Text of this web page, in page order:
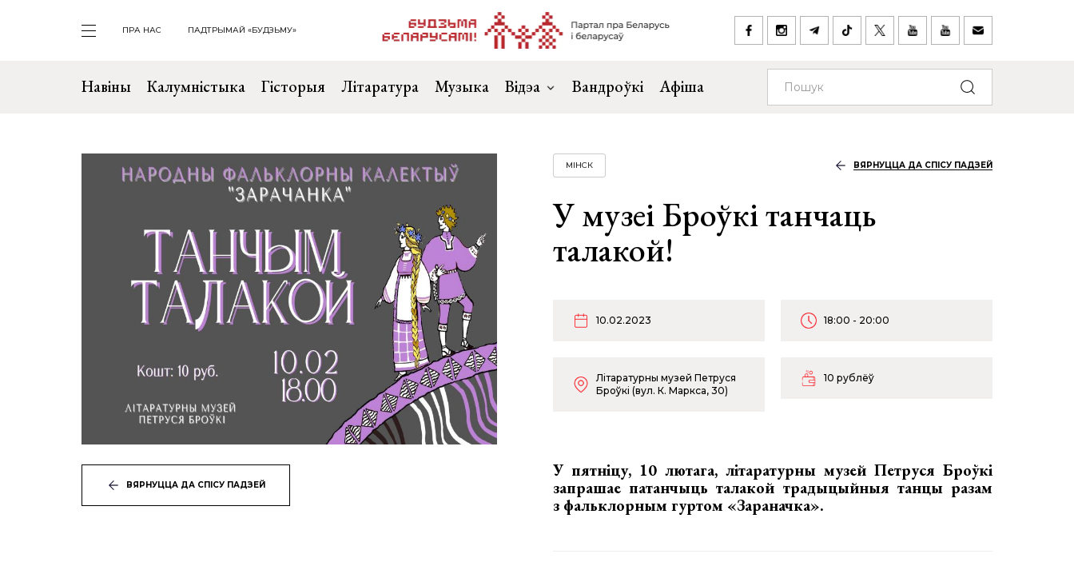
ПРА НАС ПАДТРЫМАЙ «БУДЗЬМУ»
Навіны Калумністыка Гісторыя Літаратура Музыка Відэа Вандроўкі Афіша
ВЯРНУЦЦА ДА СПІСУ ПАДЗЕЙ
МІНСК ВЯРНУЦЦА ДА СПІСУ ПАДЗЕЙ
У музеі Броўкі танчаць
талакой!
10.02.2023 18:00 - 20:00
Літаратурны музей Петруся
Броўкі (вул. К. Маркса, 30)
10 рублёў
У пятніцу, 10 лютага, літаратурны музей Петруся Броўкі
запрашае патанчыць талакой традыцыйныя танцы разам
з фальклорным гуртом «Зараначка».